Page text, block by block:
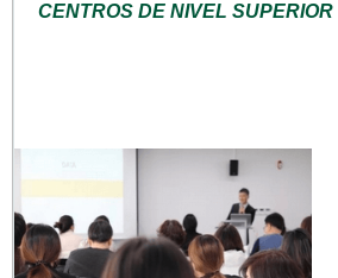
CENTROS DE NIVEL SUPERIOR